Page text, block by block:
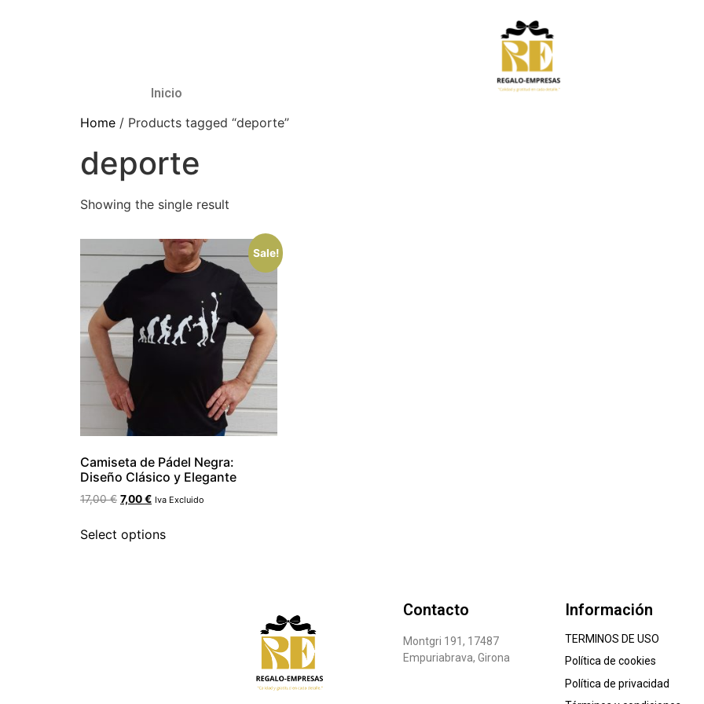
Inicio
Home / Products tagged “deporte”
deporte
Showing the single result
Sale!
Camiseta de Pádel Negra:
Diseño Clásico y Elegante
17,00€ 7,00€ Iva Excluido
Select options
Contacto
Montgri 191, 17487
Empuriabrava, Girona
Información
TERMINOS DE USO
Política de cookies
Política de privacidad